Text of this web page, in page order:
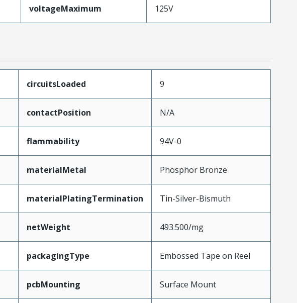
voltageMaximum 125V
circuitsLoaded 9
contactPosition N/A
flammability 94V-0
materialMetal Phosphor Bronze
materialPlatingTermination Tin-Silver-Bismuth
netWeight 493.500/mg
packagingType Embossed Tape on Reel
pcbMounting Surface Mount